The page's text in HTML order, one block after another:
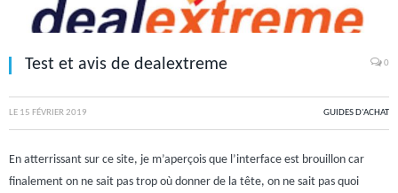
Test et avis de dealextreme 0
LE 15 FÉVRIER 2019 GUIDES D'ACHAT
En atterrissant sur ce site, je m’aperçois que l’interface est brouillon car
finalement on ne sait pas trop où donner de la tête, on ne sait pas quoi